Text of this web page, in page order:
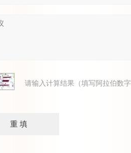
请输入计算结果（填写阿拉伯数